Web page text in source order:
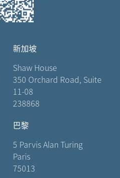
新加坡
Shaw House
350 Orchard Road, Suite
11-08
238868
巴黎
5 Parvis Alan Turing
Paris
75013